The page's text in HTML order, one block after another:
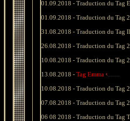
01.09.2018 - Traduction du Tag
01.09.2018 - Traduction du Tag
31.08.2018 - Traduction du Tag
26.08.2018 - Traduction du Tag
10.08.2018 - Traduction du Tag
13.08.2018 - Tag Emma
10.08.2018 - Traduction du Tag
07.08.2018 - Traduction du Tag
06 08 2018 - Traduction du Tag